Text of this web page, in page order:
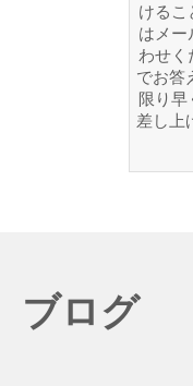
けるこ
はメー
わせく
でお答
限り早
差し上
ブログ